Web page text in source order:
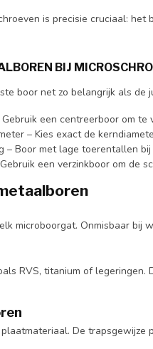
is precisie cruciaal:
BIJ
boor net zo belangrijk als de
een centreerboor om
– Kies exact de
– Boor met lage toerentallen
een verzinkboor om de
microboorgat. Onmisbaar bij
RVS, titanium of
De trapsgewijze